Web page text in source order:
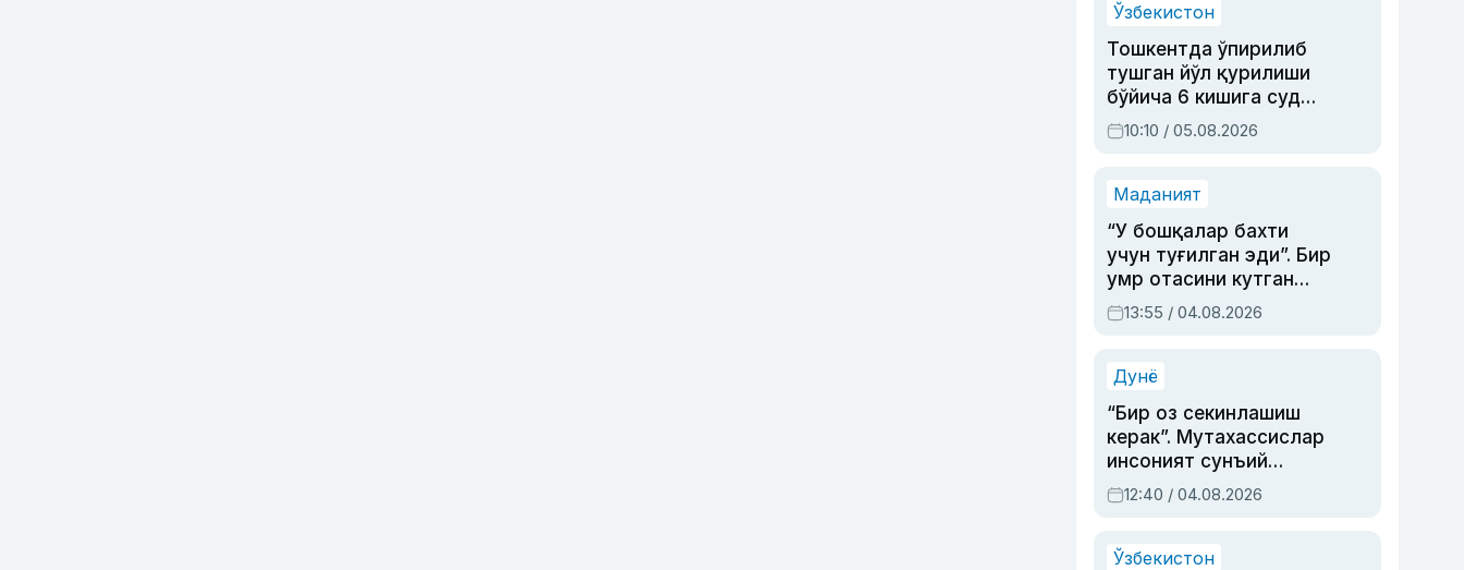
Ўзбекистон
Тошкентда ўпирилиб
тушган йўл қурилиши
бўйича 6 кишига суд
ҳукми ўқилди
10:10 / 05.08.2026
Маданият
“У бошқалар бахти
учун туғилган эди”. Бир
умр отасини кутган
актриса ва дубльяж
устаси Римма
синовларга тўла ҳаёти
13:55 / 04.08.2026
Дунё
“Бир оз секинлашиш
керак”. Мутахассислар
инсоният сунъий
интеллектни бошқара
олмай қолишидан
12:40 / 04.08.2026
Ўзбекистон